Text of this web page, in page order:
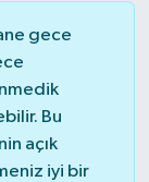
gece
Bu
açık
iyi bir